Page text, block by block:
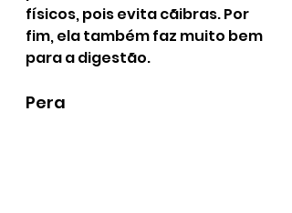
físicos, pois evita cãibras. Por
fim, ela também faz muito bem
para a digestão.
Pera